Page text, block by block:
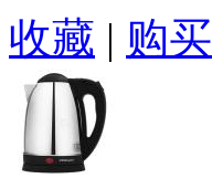
收藏 | 购买